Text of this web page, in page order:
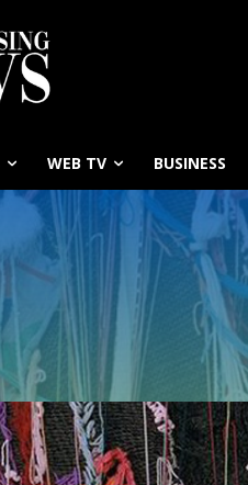
WEB TV BUSINESS